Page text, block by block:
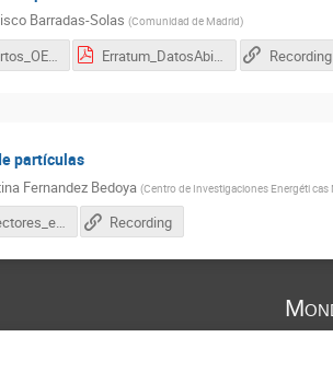
Barradas-Solas (Comunidad de Madrid)
DatosAbiertos_OESTP2021.pdf Erratum_DatosAbiertos_OESTP2021.pdf Recording
partículas
Fernandez Bedoya (Centro de Investigaciones Energéti
CFB_detectores_esp21_CERN.pdf Recording